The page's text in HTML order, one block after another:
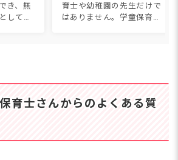
き、無
して働
育士や幼稚園の先生だけで
はありません。学童保育、
介しま...
育士さんからのよくある質